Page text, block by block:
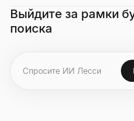
Бесплатный калькулятор темпов
Открыть →
Анализатор технологий
Узнайте, какие технологии
Выйдите за рамки
поиска